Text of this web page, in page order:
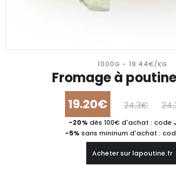
1000G - 19.44€/KG
Fromage à
19.20€ 24,3€
-20% dès 100€ d'achat : code
-5% sans mininum d'achat :
Acheter sur lapoutine.fr